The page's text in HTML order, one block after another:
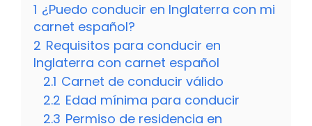
1 ¿Puedo conducir en Inglaterra con mi
carnet español?
2 Requisitos para conducir en
Inglaterra con carnet español
2.1 Carnet de conducir válido
2.2 Edad mínima para conducir
2.3 Permiso de residencia en